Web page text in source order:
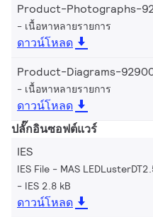
Product-Photographs-
เนื้อหาหลายรายการ
ดาวน์โหลด
Product-Diagrams-
เนื้อหาหลายรายการ
ดาวน์โหลด
ปลั๊กอินซอฟต์แวร์
IES
IES File - MAS
IES 2.8 kB
ดาวน์โหลด